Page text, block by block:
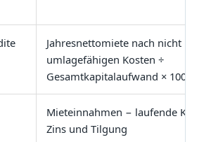
Jahresnettomiete nach nicht
umlagefähigen Kosten ÷
Gesamtkapitalaufwand × 100
Mieteinnahmen − laufende
Zins und Tilgung